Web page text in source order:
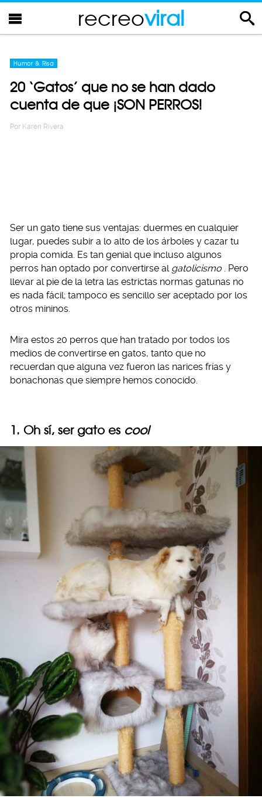
recreoviral
Humor & Risa
20 ‘Gatos’ que no se han dado
cuenta de que ¡SON PERROS!
Por Karen Rivera
Ser un gato tiene sus ventajas: duermes en cualquier
lugar, puedes subir a lo alto de los árboles y cazar tu
propia comida. Es tan genial que incluso algunos
perros han optado por convertirse al gatolicismo . Pero
llevar al pie de la letra las estrictas normas gatunas no
es nada fácil; tampoco es sencillo ser aceptado por los
otros mininos.
Mira estos 20 perros que han tratado por todos los
medios de convertirse en gatos, tanto que no
recuerdan que alguna vez fueron las narices frías y
bonachonas que siempre hemos conocido.
1. Oh sí, ser gato es cool